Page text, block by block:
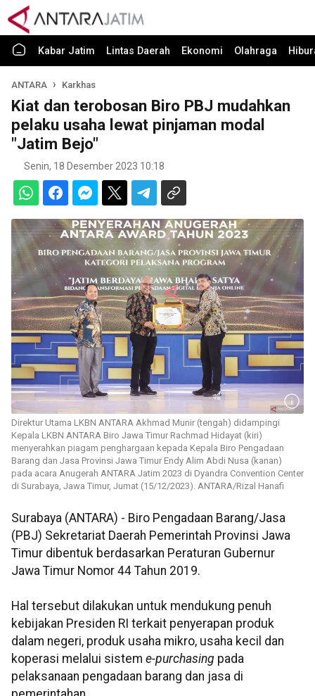
Kabar Jatim Lintas Daerah Ekonomi Olahraga
ANTARA Karkhas
Kiat dan terobosan Biro PBJ mudahkan
pelaku usaha lewat pinjaman modal
"Jatim Bejo"
Senin, 18 Desember 2023 10:18
Direktur Utama LKBN ANTARA Akhmad Munir (tengah) didampingi
Kepala LKBN ANTARA Biro Jawa Timur Rachmad Hidayat (kiri)
menyerahkan piagam penghargaan kepada Kepala Biro Pengadaan
Barang dan Jasa Provinsi Jawa Timur Endy Alim Abdi Nusa (kanan)
pada acara Anugerah ANTARA Jatim 2023 di Dyandra Convention Center
di Surabaya, Jawa Timur, Jumat (15/12/2023). ANTARA/Rizal Hanafi
Surabaya (ANTARA) - Biro Pengadaan Barang/Jasa
(PBJ) Sekretariat Daerah Pemerintah Provinsi Jawa
Timur dibentuk berdasarkan Peraturan Gubernur
Jawa Timur Nomor 44 Tahun 2019.
Hal tersebut dilakukan untuk mendukung penuh
kebijakan Presiden RI terkait penyerapan produk
dalam negeri, produk usaha mikro, usaha kecil dan
koperasi melalui sistem e-purchasing pada
pelaksanaan pengadaan barang dan jasa di